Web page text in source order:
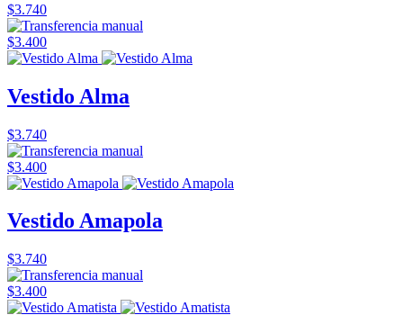
$3.740
$3.400
Vestido Alma
$3.740
$3.400
Vestido Amapola
$3.740
$3.400